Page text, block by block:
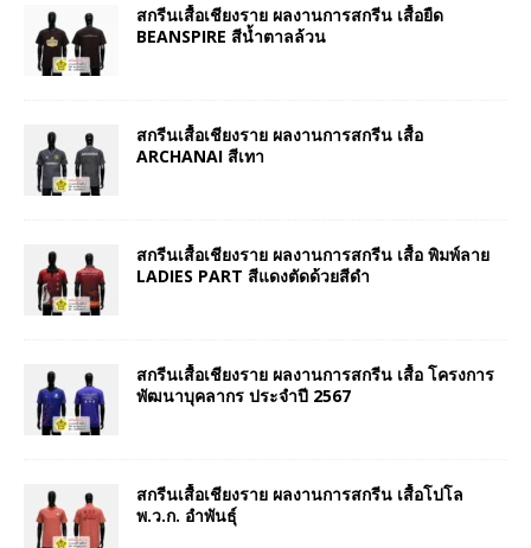
สกรีนเสื้อเชียงราย ผลงานการสกรีน เสื้อยืด
BEANSPIRE สีน้ำตาลล้วน
สกรีนเสื้อเชียงราย ผลงานการสกรีน เสื้อ
ARCHANAI สีเทา
สกรีนเสื้อเชียงราย ผลงานการสกรีน เสื้อ พิมพ์ลาย
LADIES PART สีแดงตัดด้วยสีดำ
สกรีนเสื้อเชียงราย ผลงานการสกรีน เสื้อ โครงการ
พัฒนาบุคลากร ประจำปี 2567
สกรีนเสื้อเชียงราย ผลงานการสกรีน เสื้อโปโล
พ.ว.ก. อำพันธุ์